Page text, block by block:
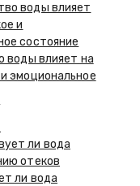
воды влияет на
эмоциональное
ли вода